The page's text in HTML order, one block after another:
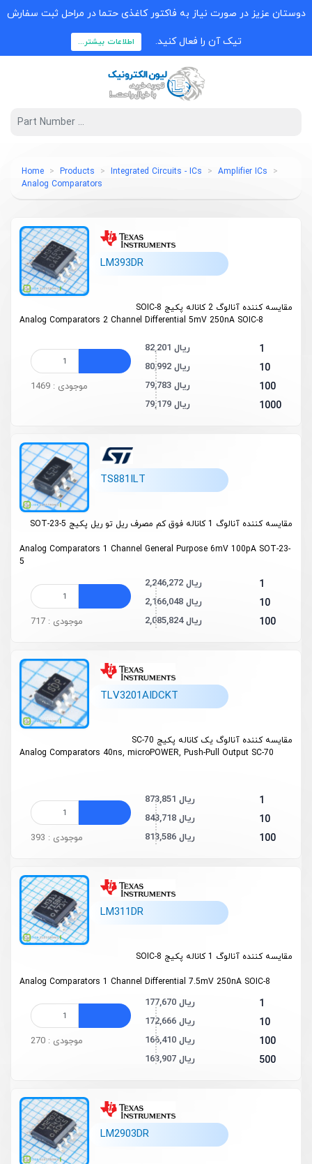
دوستان عزیز در صورت نیاز به فاکتور کاغذی حتما در مراحل ثبت سفارش
تیک آن را فعال کنید. اطلاعات بیشتر...
Home Products Integrated Circuits - ICs
Amplifier ICs
Analog Comparators
LM393DR
مقایسه کننده آنالوگ 2 کاناله پکیج SOIC-8
Analog Comparators 2 Channel Differential 5mV 250nA SOIC-8
1 82,201 ریال
10 80,992 ریال
100 79,783 ریال
1000 79,179 ریال
موجودی : 1469
TS881ILT
مقایسه کننده آنالوگ 1 کاناله فوق کم مصرف ریل تو ریل پکیج SOT-23-5
Analog Comparators 1 Channel General Purpose 6mV 100pA SOT-23-
5
1 2,246,272 ریال
10 2,166,048 ریال
100 2,085,824 ریال موجودی : 717
TLV3201AIDCKT
مقایسه کننده آنالوگ یک کاناله پکیج SC-70
Analog Comparators 40ns, microPOWER, Push-Pull Output SC-70
1 873,851 ریال
10 843,718 ریال
100 813,586 ریال موجودی : 393
LM311DR
مقایسه کننده آنالوگ 1 کاناله پکیج SOIC-8
Analog Comparators 1 Channel Differential 7.5mV 250nA SOIC-8
1 177,670 ریال
10 172,666 ریال
100 166,410 ریال
500 163,907 ریال
موجودی : 270
LM2903DR